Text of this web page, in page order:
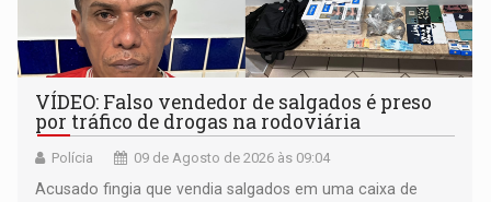
VÍDEO: Falso vendedor de salgados é preso
por tráfico de drogas na rodoviária
Polícia 09 de Agosto de 2026 às 09:04
Acusado fingia que vendia salgados em uma caixa de